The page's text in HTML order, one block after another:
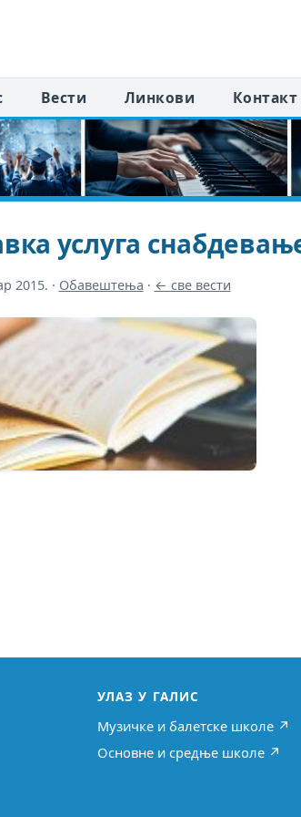
Вести Линкови Контакт
услуга
2015. · Обавештења · ← све вести
УЛАЗ У ГАЛИС
Музичке и балетске школе ↗
Основне и средње школе ↗